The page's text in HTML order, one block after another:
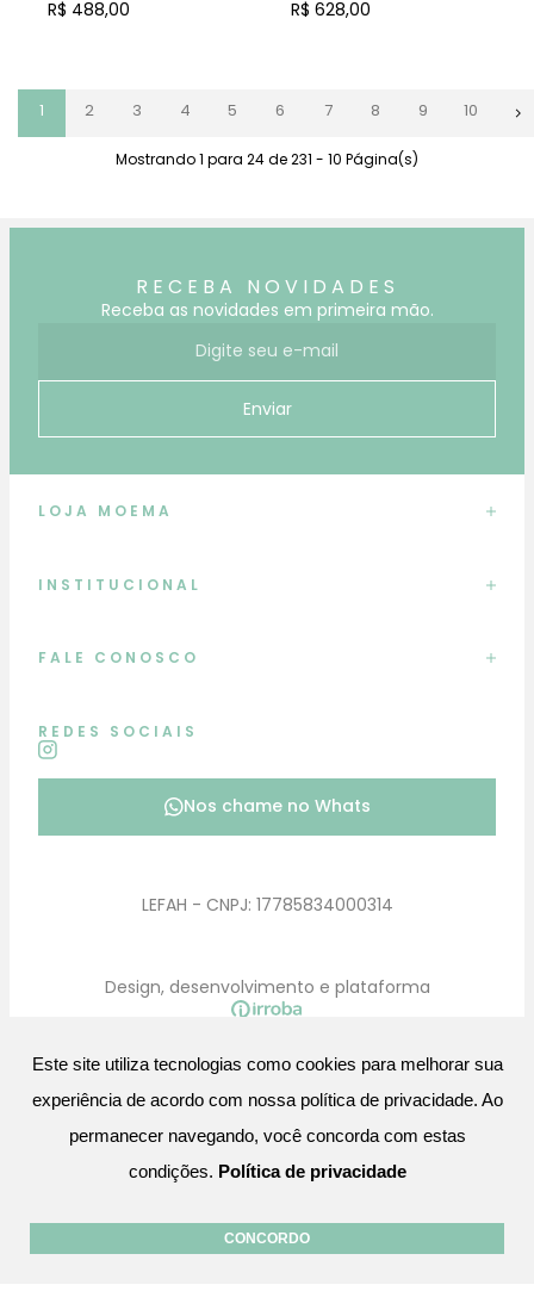
R$ 488,00 R$ 628,00
1 2 3 4 5 6 7 8 9 10
Mostrando 1 para 24 de 231 - 10 Página(s)
RECEBA NOVIDADES
Receba as novidades em primeira mão.
E-mail para receber novidades
Enviar
REDES SOCIAIS
Nos chame no Whats
INSTITUCIONAL
LOJA MOEMA
FALE CONOSCO
Design, desenvolvimento e plataforma
LEFAH - CNPJ: 17785834000314
Este site utiliza tecnologias como cookies para melhorar sua
experiência de acordo com nossa política de privacidade. Ao
permanecer navegando, você concorda com estas
condições. Política de privacidade
CONCORDO